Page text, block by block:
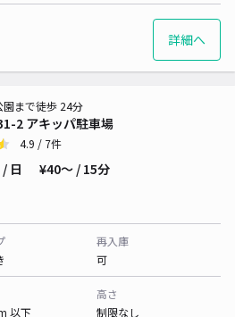
詳細へ
2 アキッパ駐車場
園まで徒歩 24分
4.9 / 7件
/ 日 ¥40〜 / 15分
再入庫
可
以下
高さ
制限なし